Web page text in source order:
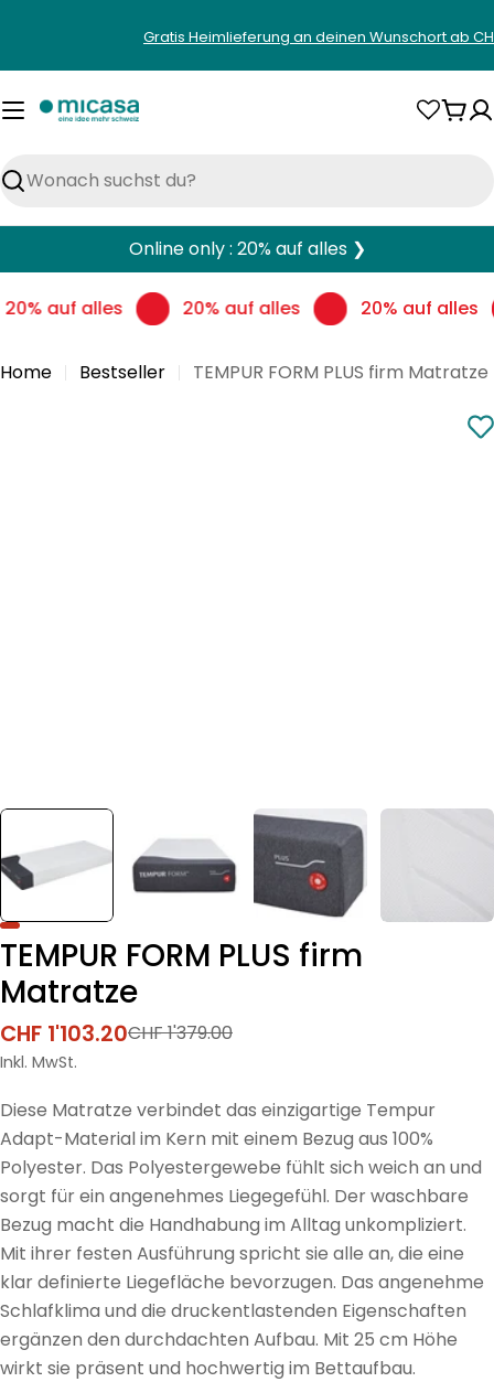
springen
Gratis Heimlieferung an deinen Wunschort ab
Suchen
Online only : 20% auf alles ❯
20% auf alles 20% auf alles 20% auf alles
Home Bestseller TEMPUR FORM PLUS firm Matratze
TEMPUR FORM PLUS firm
Matratze
Verkaufspreis
CHF 1'103.20
Regulärer
Preis
CHF 1'379.00
Inkl. MwSt.
Diese Matratze verbindet das einzigartige Tempur
Adapt-Material im Kern mit einem Bezug aus 100%
Polyester. Das Polyestergewebe fühlt sich weich an und
sorgt für ein angenehmes Liegegefühl. Der waschbare
Bezug macht die Handhabung im Alltag unkompliziert.
Mit ihrer festen Ausführung spricht sie alle an, die eine
klar definierte Liegefläche bevorzugen. Das angenehme
Schlafklima und die druckentlastenden Eigenschaften
ergänzen den durchdachten Aufbau. Mit 25 cm Höhe
wirkt sie präsent und hochwertig im Bettaufbau.